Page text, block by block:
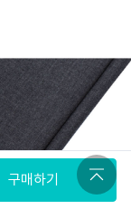
구매하기